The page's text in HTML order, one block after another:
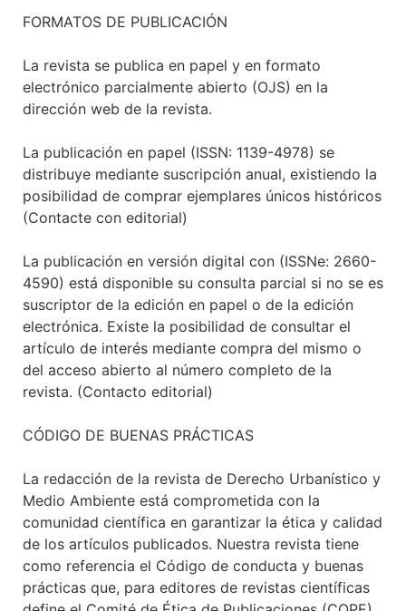
FORMATOS DE PUBLICACIÓN
La revista se publica en papel y en formato
electrónico parcialmente abierto (OJS) en la
dirección web de la revista.
La publicación en papel (ISSN: 1139-4978) se
distribuye mediante suscripción anual, existiendo la
posibilidad de comprar ejemplares únicos históricos
(Contacte con editorial)
La publicación en versión digital con (ISSNe: 2660-
4590) está disponible su consulta parcial si no se es
suscriptor de la edición en papel o de la edición
electrónica. Existe la posibilidad de consultar el
artículo de interés mediante compra del mismo o
del acceso abierto al número completo de la
revista. (Contacto editorial)
CÓDIGO DE BUENAS PRÁCTICAS
La redacción de la revista de Derecho Urbanístico y
Medio Ambiente está comprometida con la
comunidad científica en garantizar la ética y calidad
de los artículos publicados. Nuestra revista tiene
como referencia el Código de conducta y buenas
prácticas que, para editores de revistas científicas